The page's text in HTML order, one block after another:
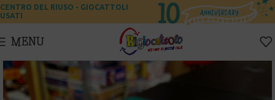
CENTRO DEL RIUSO - GIOCATTOLI
USATI
MENU